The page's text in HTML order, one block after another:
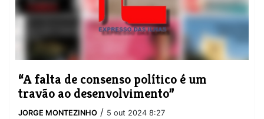
“A falta de consenso político é um
travão ao desenvolvimento”
JORGE MONTEZINHO / 5 out 2024 8:27